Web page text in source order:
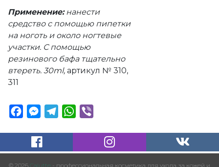
Применение:нанести
средство с помощью пипетки
на ноготь и около ногтевые
участки. С помощью
резинового бафа тщательно
втереть. 30ml, артикул № 310,
311
FacebookMessenger
TelegramWhatsApp
© 2026 Calutte - профессиональная косметика для ухода за кожей и